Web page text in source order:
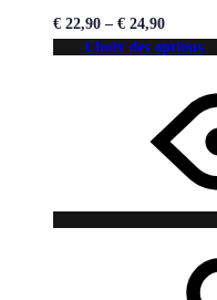
€ 22,90 – € 24,90
Choix des options